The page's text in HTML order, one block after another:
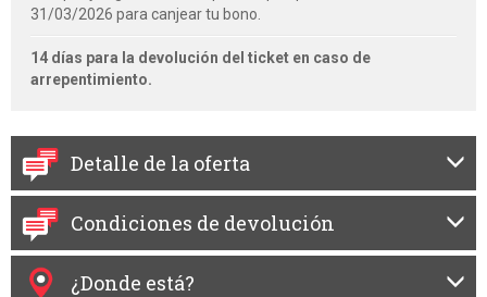
31/03/2026 para canjear tu bono.
14 días para la devolución del ticket en caso de
arrepentimiento.
Detalle de la oferta
Condiciones de devolución
¿Donde está?